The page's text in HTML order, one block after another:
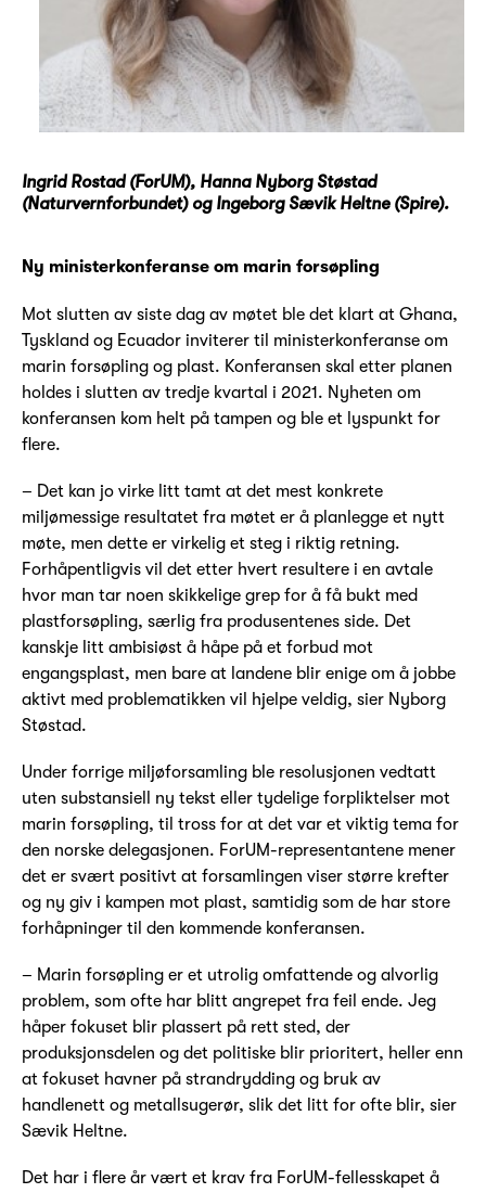
Ingrid Rostad (ForUM), Hanna Nyborg Støstad
(Naturvernforbundet) og Ingeborg Sævik Heltne (Spire).
Ny ministerkonferanse om marin forsøpling
Mot slutten av siste dag av møtet ble det klart at Ghana,
Tyskland og Ecuador inviterer til ministerkonferanse om
marin forsøpling og plast. Konferansen skal etter planen
holdes i slutten av tredje kvartal i 2021. Nyheten om
konferansen kom helt på tampen og ble et lyspunkt for
flere.
– Det kan jo virke litt tamt at det mest konkrete
miljømessige resultatet fra møtet er å planlegge et nytt
møte, men dette er virkelig et steg i riktig retning.
Forhåpentligvis vil det etter hvert resultere i en avtale
hvor man tar noen skikkelige grep for å få bukt med
plastforsøpling, særlig fra produsentenes side. Det
kanskje litt ambisiøst å håpe på et forbud mot
engangsplast, men bare at landene blir enige om å jobbe
aktivt med problematikken vil hjelpe veldig, sier Nyborg
Støstad.
Under forrige miljøforsamling ble resolusjonen vedtatt
uten substansiell ny tekst eller tydelige forpliktelser mot
marin forsøpling, til tross for at det var et viktig tema for
den norske delegasjonen. ForUM-representantene mener
det er svært positivt at forsamlingen viser større krefter
og ny giv i kampen mot plast, samtidig som de har store
forhåpninger til den kommende konferansen.
– Marin forsøpling er et utrolig omfattende og alvorlig
problem, som ofte har blitt angrepet fra feil ende. Jeg
håper fokuset blir plassert på rett sted, der
produksjonsdelen og det politiske blir prioritert, heller enn
at fokuset havner på strandrydding og bruk av
handlenett og metallsugerør, slik det litt for ofte blir, sier
Sævik Heltne.
Det har i flere år vært et krav fra ForUM-fellesskapet å